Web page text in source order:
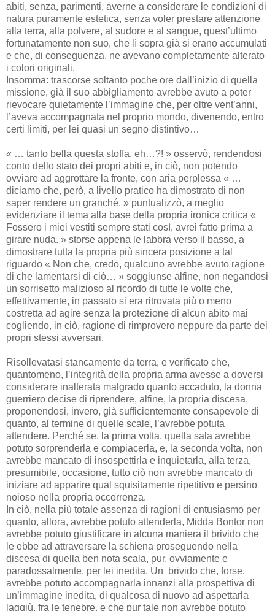
abiti, senza, parimenti, averne a considerare le condizioni di
natura puramente estetica, senza voler prestare attenzione
alla terra, alla polvere, al sudore e al sangue, quest’ultimo
fortunatamente non suo, che lì sopra già si erano accumulati
e che, di conseguenza, ne avevano completamente alterato
i colori originali.
Insomma: trascorse soltanto poche ore dall’inizio di quella
missione, già il suo abbigliamento avrebbe avuto a poter
rievocare quietamente l’immagine che, per oltre vent’anni,
l’aveva accompagnata nel proprio mondo, divenendo, entro
certi limiti, per lei quasi un segno distintivo…
« … tanto bella questa stoffa, eh…?! » osservò, rendendosi
conto dello stato dei propri abiti e, in ciò, non potendo
ovviare ad aggrottare la fronte, con aria perplessa « …
diciamo che, però, a livello pratico ha dimostrato di non
saper rendere un granché. » puntualizzò, a meglio
evidenziare il tema alla base della propria ironica critica «
Fossero i miei vestiti sempre stati così, avrei fatto prima a
girare nuda. » storse appena le labbra verso il basso, a
dimostrare tutta la propria più sincera posizione a tal
riguardo « Non che, credo, qualcuno avrebbe avuto ragione
di che lamentarsi di ciò… » soggiunse alfine, non negandosi
un sorrisetto malizioso al ricordo di tutte le volte che,
effettivamente, in passato si era ritrovata più o meno
costretta ad agire senza la protezione di alcun abito mai
cogliendo, in ciò, ragione di rimprovero neppure da parte dei
propri stessi avversari.
Risollevatasi stancamente da terra, e verificato che,
quantomeno, l’integrità della propria arma avesse a doversi
considerare inalterata malgrado quanto accaduto, la donna
guerriero decise di riprendere, alfine, la propria discesa,
proponendosi, invero, già sufficientemente consapevole di
quanto, al termine di quelle scale, l’avrebbe potuta
attendere. Perché se, la prima volta, quella sala avrebbe
potuto sorprenderla e compiacerla, e, la seconda volta, non
avrebbe mancato di insospettirla e inquietarla, alla terza,
presumibile, occasione, tutto ciò non avrebbe mancato di
iniziare ad apparire qual squisitamente ripetitivo e persino
noioso nella propria occorrenza.
In ciò, nella più totale assenza di ragioni di entusiasmo per
quanto, allora, avrebbe potuto attenderla, Midda Bontor non
avrebbe potuto giustificare in alcuna maniera il brivido che
le ebbe ad attraversare la schiena proseguendo nella
discesa di quella ben nota scala, pur, ovviamente e
paradossalmente, per lei inedita. Un brivido che, forse,
avrebbe potuto accompagnarla innanzi alla prospettiva di
un’immagine inedita, di qualcosa di nuovo ad aspettarla
laggiù, fra le tenebre, e che pur tale non avrebbe potuto